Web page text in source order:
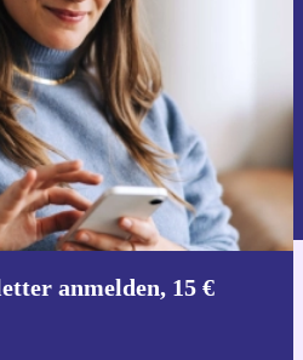
anmelden, 15 €
anfordern
personenbezogener Daten findest
.
die refurbed-App